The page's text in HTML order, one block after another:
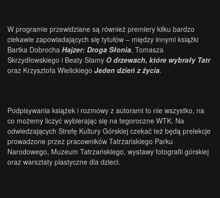
W programie przewidziane są również premiery kilku bardzo
ciekawie zapowiadających się tytułów – między innymi książki
Bartka Dobrocha Hajzer: Droga Słonia, Tomasza
Skrzydłowskiego i Beaty Słamy O drzewach, które wybrały Tatr
oraz Krzysztofa Wielickiego Jeden dzień z życia.
Podpisywania książek i rozmowy z autorami to nie wszystko, na
co możemy liczyć wybierając się na tegoroczne WTK. Na
odwiedzających Strefę Kultury Górskiej czekać też będą prelekcje
prowadzone przez pracowników Tatrzańskiego Parku
Narodowego, Muzeum Tatrzańskiego, wystawy fotografii górskiej
oraz warsztaty plastyczne dla dzieci.